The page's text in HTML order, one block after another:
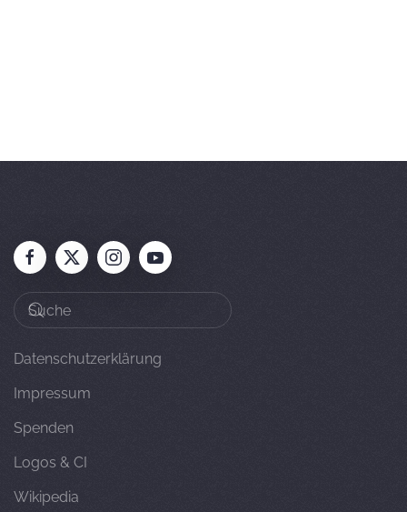
Datenschutzerklärung
Impressum
Spenden
Logos & CI
Wikipedia